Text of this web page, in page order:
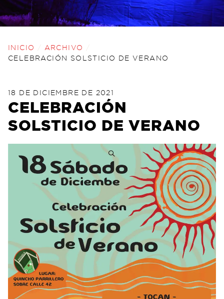
INICIO ARCHIVO
CELEBRACIÓN SOLSTICIO DE VERANO
POSTED ON
18 DE DICIEMBRE DE 2021
CELEBRACIÓN
SOLSTICIO DE VERANO